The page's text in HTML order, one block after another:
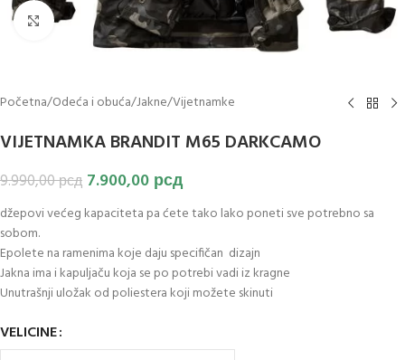
Klikni za uvećanje slike
Početna/Odeća i obuća/Jakne/Vijetnamke
VIJETNAMKA BRANDIT M65 DARKCAMO
9.990,00рсд 7.900,00 рсд
džepovi većeg kapaciteta pa ćete tako lako poneti sve potrebno sa
sobom.
Epolete na ramenima koje daju specifičan dizajn
Jakna ima i kapuljaču koja se po potrebi vadi iz kragne
Unutrašnji uložak od poliestera koji možete skinuti
VELICINE